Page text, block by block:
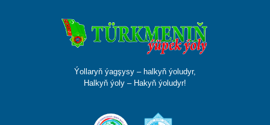
Ýollaryň ýagşysy – halkyň ýoludyr,
Halkyň ýoly – Hakyň ýoludyr!